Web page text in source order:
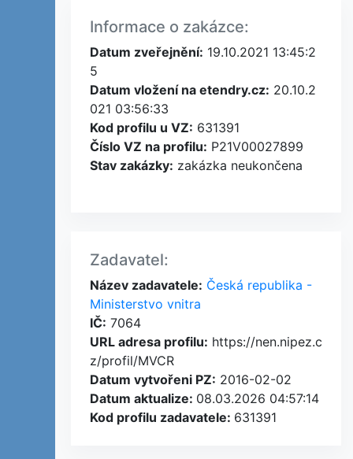
Informace o zakázce:
Datum zveřejnění: 19.10.2021 13:45:2
5
Datum vložení na etendry.cz: 20.10.2
021 03:56:33
Kod profilu u VZ: 631391
Číslo VZ na profilu: P21V00027899
Stav zakázky: zakázka neukončena
Zadavatel:
Název zadavatele: Česká republika -
Ministerstvo vnitra
IČ: 7064
URL adresa profilu: https://nen.nipez.c
z/profil/MVCR
Datum vytvořeni PZ: 2016-02-02
Datum aktualize: 08.03.2026 04:57:14
Kod profilu zadavatele: 631391